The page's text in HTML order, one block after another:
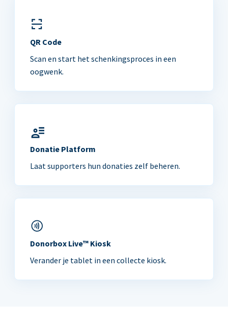
QR Code
Scan en start het schenkingsproces in een
oogwenk.
Donatie Platform
Laat supporters hun donaties zelf beheren.
Donorbox Live™ Kiosk
Verander je tablet in een collecte kiosk.